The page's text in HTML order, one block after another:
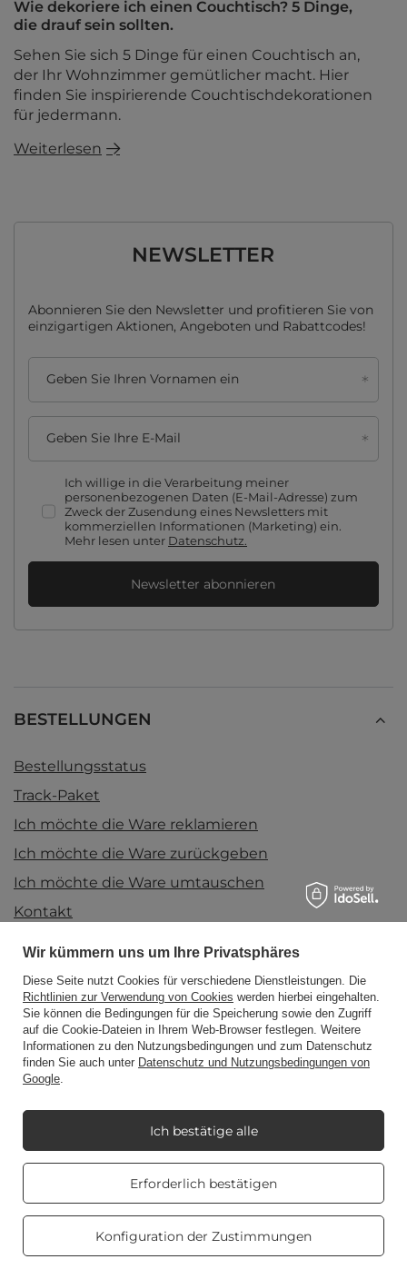
Wie dekoriere ich einen Couchtisch? 5 Dinge,
die drauf sein sollten.
Sehen Sie sich 5 Dinge für einen Couchtisch an,
der Ihr Wohnzimmer gemütlicher macht. Hier
finden Sie inspirierende Couchtischdekorationen
für jedermann.
Weiterlesen
NEWSLETTER
Abonnieren Sie den Newsletter und profitieren Sie von
einzigartigen Aktionen, Angeboten und Rabattcodes!
Geben Sie Ihren Vornamen ein
Geben Sie Ihre E-Mail
Ich willige in die Verarbeitung meiner
personenbezogenen Daten (E-Mail-Adresse) zum
Zweck der Zusendung eines Newsletters mit
kommerziellen Informationen (Marketing) ein.
Mehr lesen unter Datenschutz.
Newsletter abonnieren
BESTELLUNGEN
Bestellungsstatus
Track-Paket
Ich möchte die Ware reklamieren
Ich möchte die Ware zurückgeben
Ich möchte die Ware umtauschen
Kontakt
Konto
Informationen
Mein Candle World
Produktinformation
Duftkerzen
Wir kümmern uns um Ihre Privatsphäres
Diese Seite nutzt Cookies für verschiedene Dienstleistungen. Die
Richtlinien zur Verwendung von Cookies werden hierbei eingehalten.
Sie können die Bedingungen für die Speicherung sowie den Zugriff
auf die Cookie-Dateien in Ihrem Web-Browser festlegen. Weitere
Informationen zu den Nutzungsbedingungen und zum Datenschutz
finden Sie auch unter Datenschutz und Nutzungsbedingungen von
Google.
Erforderlich bestätigen
Konfiguration der Zustimmungen
Ich bestätige alle